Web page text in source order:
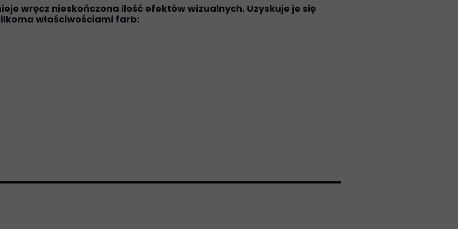
wręcz nieskończona ilość efektów wizualnych. Uzyskuje je się
właściwościami farb: